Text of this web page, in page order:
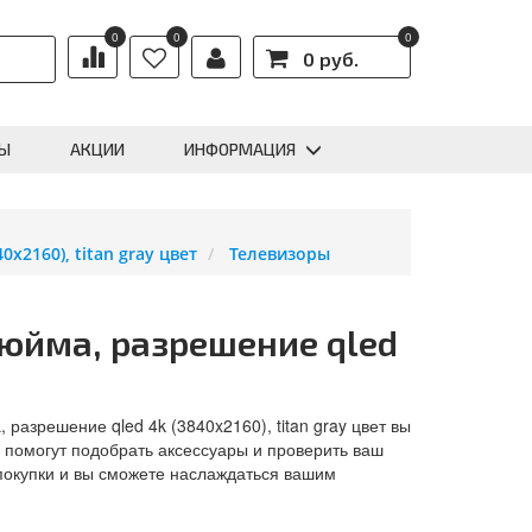
0 0
0 руб.
0
АКЦИИ ИНФОРМАЦИЯ
titan gray цвет Телевизоры
разрешение qled
разрешение qled 4k (3840x2160), titan gray цвет вы
подобрать аксессуары и проверить ваш
и вы сможете наслаждаться вашим